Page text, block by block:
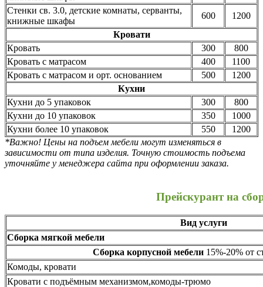
Стенки св. 3.0, детские комнаты, серванты,
книжные шкафы
600
1200
Кровати
Кровать
300
800
Кровать с матрасом
400
1100
Кровать с матрасом и орт. основанием
500
1200
Кухни
Кухни до 5 упаковок
300
800
Кухни до 10 упаковок
350
1000
Кухни более 10 упаковок
550
1200
*Важно! Цены на подъем мебели могут изменяться в
зависимости от типа изделия. Точную стоимость подъема
уточняйте у менеджера сайта при оформлении заказа.
Прейскурант на
Вид услуги
Сборка мягкой мебели
Сборка корпусной мебели15%-20% от
Комоды, кровати
Кровати с подъёмным механизмом,комоды-трюмо